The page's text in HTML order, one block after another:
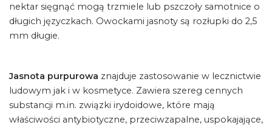
nektar sięgnąć mogą trzmiele lub pszczoły samotnice o
długich języczkach. Owockami jasnoty są rozłupki do 2,5
mm długie.
Jasnota purpurowa znajduje zastosowanie w lecznictwie
ludowym jak i w kosmetyce. Zawiera szereg cennych
substancji m.in. związki irydoidowe, które mają
właściwości antybiotyczne, przeciwzapalne, uspokajające,